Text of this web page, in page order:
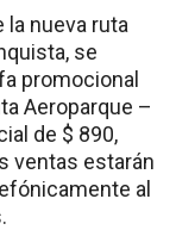
nueva ruta
se
promocional
Aeroparque –
de $ 890,
ventas estarán
al